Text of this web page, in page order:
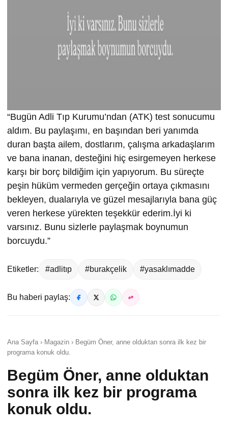
“Bugün Adli Tıp Kurumu’ndan (ATK) test sonucumu
aldım. Bu paylaşımı, en başından beri yanımda
duran başta ailem, dostlarım, çalışma arkadaşlarım
ve bana inanan, desteğini hiç esirgemeyen herkese
karşı bir borç bildiğim için yapıyorum. Bu süreçte
peşin hüküm vermeden gerçeğin ortaya çıkmasını
bekleyen, dualarıyla ve güzel mesajlarıyla bana güç
veren herkese yürekten teşekkür ederim.İyi ki
varsınız. Bunu sizlerle paylaşmak boynumun
borcuydu.”
Etiketler: #adlitıp #burakçelik #yasaklımadde
Bu haberi paylaş:
Ana Sayfa › Magazin › Begüm Öner, anne olduktan sonra ilk kez bir
programa konuk oldu.
Begüm Öner, anne olduktan
sonra ilk kez bir programa
konuk oldu.